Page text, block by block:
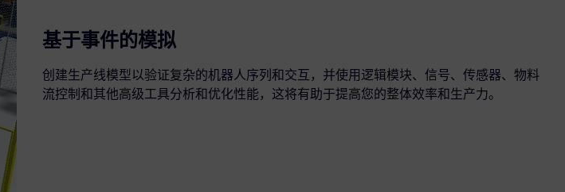
基于事件的模拟
创建生产线模型以验证复杂的机器人序列和交互，并使用逻辑模块、信号、传感器、物料
流控制和其他高级工具分析和优化性能，这将有助于提高您的整体效率和生产力。